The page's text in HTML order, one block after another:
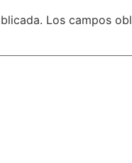
Los campos